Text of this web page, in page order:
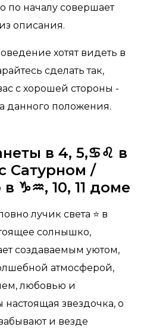
по началу совершает
описания.
хотят видеть в
сделать так,
с хорошей стороны -
данного положения.
в 4, 5,♋️♌️ в
Сатурном /
♑️♒️, 10, 11 доме
лучик света ⭐️ в
солнышко,
создаваемым уютом,
атмосферой,
любовью и
звездочка, о
и везде